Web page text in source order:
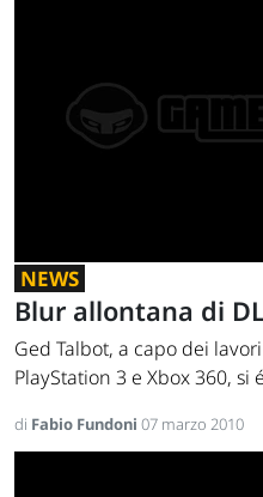
NEWS
Blur allontana di
Ged Talbot, a capo dei
PlayStation 3 e Xbox 360, si
di Fabio Fundoni 07 marzo 2010